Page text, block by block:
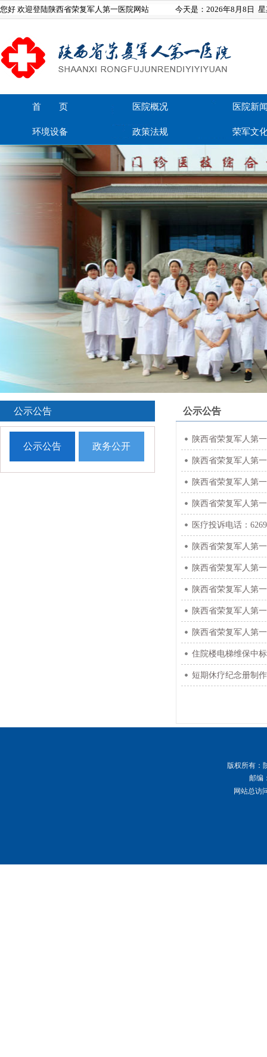
您好 欢迎登陆陕西省荣复军人第一医院网站 今天是： 2026年8月8日
首 页 医院概况 医院新
环境设备 政策法规 荣军文
在线留言 联系我们
公示公告
陕西省荣复军人第
陕西省荣复军人第
陕西省荣复军人第
陕西省荣复军人第
医疗投诉电话：
陕西省荣复军人第
陕西省荣复军人第
陕西省荣复军人第
陕西省荣复军人第
陕西省荣复军人第
住院楼电梯维保中
短期休疗纪念册制
公示公告
公示公告 政务公开
版权所有：
邮编
网站总